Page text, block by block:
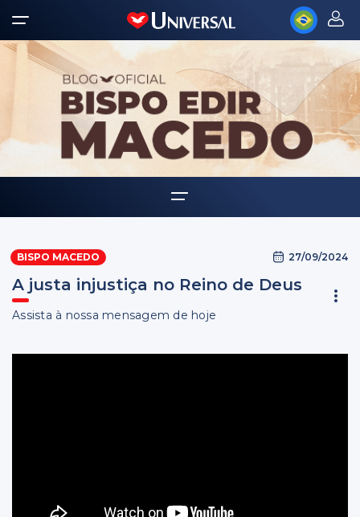
Biografia
Multimídia
BISPO MACEDO 27/09/2024
A justa injustiça no Reino de Deus
Assista à nossa mensagem de hoje